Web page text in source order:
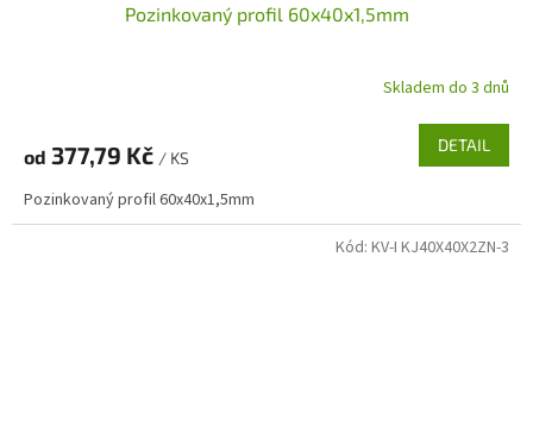
Pozinkovaný profil 60x40x1,5mm
Skladem do 3 dnů
od 377,79 Kč / KS
DETAIL
Pozinkovaný profil 60x40x1,5mm
Kód: KV-I KJ40X40X2ZN-3